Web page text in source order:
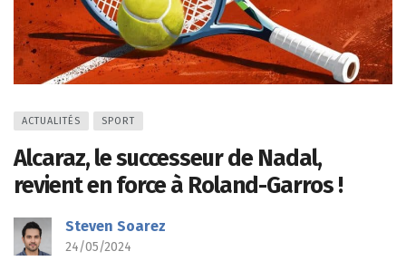
ACTUALITÉS SPORT
Alcaraz, le successeur de Nadal,
revient en force à Roland-Garros !
Steven Soarez
24/05/2024